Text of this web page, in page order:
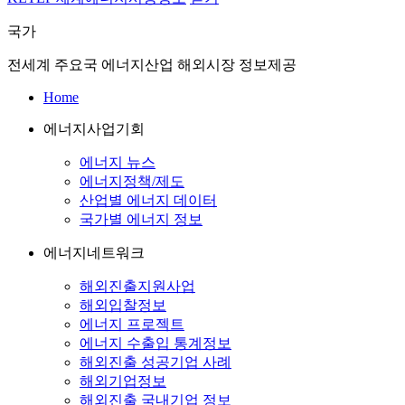
국가
전세계 주요국 에너지산업 해외시장 정보제공
Home
에너지사업기회
에너지 뉴스
에너지정책/제도
산업별 에너지 데이터
국가별 에너지 정보
에너지네트워크
해외진출지원사업
해외입찰정보
에너지 프로젝트
에너지 수출입 통계정보
해외진출 성공기업 사례
해외기업정보
해외진출 국내기업 정보